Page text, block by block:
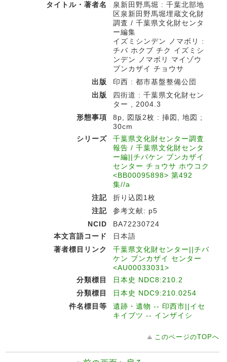
タイトル・著者名
泉新田野馬堀 : 千葉北部地
区泉新田野馬堀埋蔵文化財
調査 / 千葉県文化財センタ
ー編集
イズミシンデン ノマボリ :
チバ ホクブ チク イズミシ
ンデン ノマボリ マイゾウ
ブンカザイ チョウサ
出版
印西 : 都市基盤整備公団
出版
四街道 : 千葉県文化財セン
ター , 2004.3
形態事項
8p, 図版2枚 : 挿図, 地図 ;
30cm
シリーズ
千葉県文化財センター調査
報告 / 千葉県文化財センタ
ー編||チバケン ブンカザイ
センター チョウサ ホウコク
<BB00095898> 第492
集//a
注記
折り込図1枚
注記
参考文献: p5
NCID
BA72230724
本文言語コード
日本語
著者標目リンク
千葉県文化財センター||チバ
ケン ブンカザイ センター
<AU00033031>
分類標目
日本史 NDC8:210.2
分類標目
日本史 NDC9:210.0254
件名標目等
遺跡・遺物 -- 印西市||イセ
キイブツ -- インザイシ
このページのTOPへ